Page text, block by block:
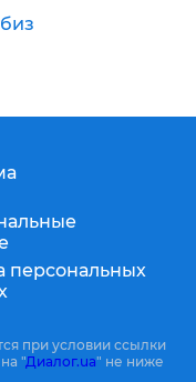
персональных
при условии ссылки
"Диалог.ua" не ниже